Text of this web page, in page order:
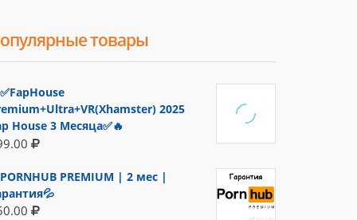
товары
2025
House 3 Месяца✅🔥
PREMIUM | 2 мес |